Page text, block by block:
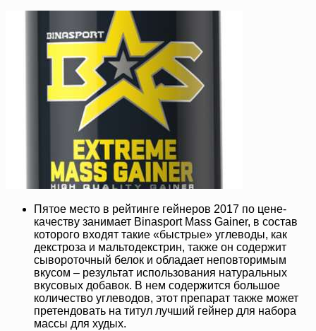
Пятое место в рейтинге гейнеров 2017 по цене-
качеству занимает Binasport Mass Gainer, в состав
которого входят такие «быстрые» углеводы, как
декстроза и мальтодекстрин, также он содержит
сывороточный белок и обладает неповторимым
вкусом – результат использования натуральных
вкусовых добавок. В нем содержится большое
количество углеводов, этот препарат также может
претендовать на титул лучший гейнер для набора
массы для худых.